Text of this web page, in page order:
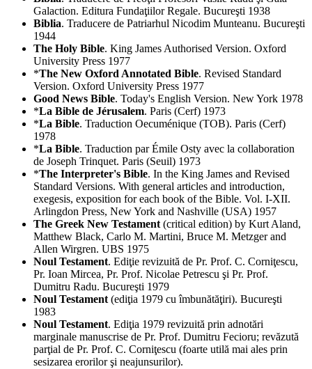
Galaction. Editura Fundaţiilor Regale. Bucureşti 1938
Biblia. Traducere de Patriarhul Nicodim Munteanu. Bucureşti
1944
The Holy Bible. King James Authorised Version. Oxford
University Press 1977
*The New Oxford Annotated Bible. Revised Standard
Version. Oxford University Press 1977
Good News Bible. Today's English Version. New York 1978
*La Bible de Jérusalem. Paris (Cerf) 1973
*La Bible. Traduction Oecuménique (TOB). Paris (Cerf)
1978
*La Bible. Traduction par Émile Osty avec la collaboration
de Joseph Trinquet. Paris (Seuil) 1973
*The Interpreter's Bible. In the King James and Revised
Standard Versions. With general articles and introduction,
exegesis, exposition for each book of the Bible. Vol. I-XII.
Arlingdon Press, New York and Nashville (USA) 1957
The Greek New Testament (critical edition) by Kurt Aland,
Matthew Black, Carlo M. Martini, Bruce M. Metzger and
Allen Wirgren. UBS 1975
Noul Testament. Ediţie revizuită de Pr. Prof. C. Corniţescu,
Pr. Ioan Mircea, Pr. Prof. Nicolae Petrescu şi Pr. Prof.
Dumitru Radu. Bucureşti 1979
Noul Testament (ediţia 1979 cu îmbunătăţiri). Bucureşti
1983
Noul Testament. Ediţia 1979 revizuită prin adnotări
marginale manuscrise de Pr. Prof. Dumitru Fecioru; revăzută
parţial de Pr. Prof. C. Corniţescu (foarte utilă mai ales prin
sesizarea erorilor şi neajunsurilor).